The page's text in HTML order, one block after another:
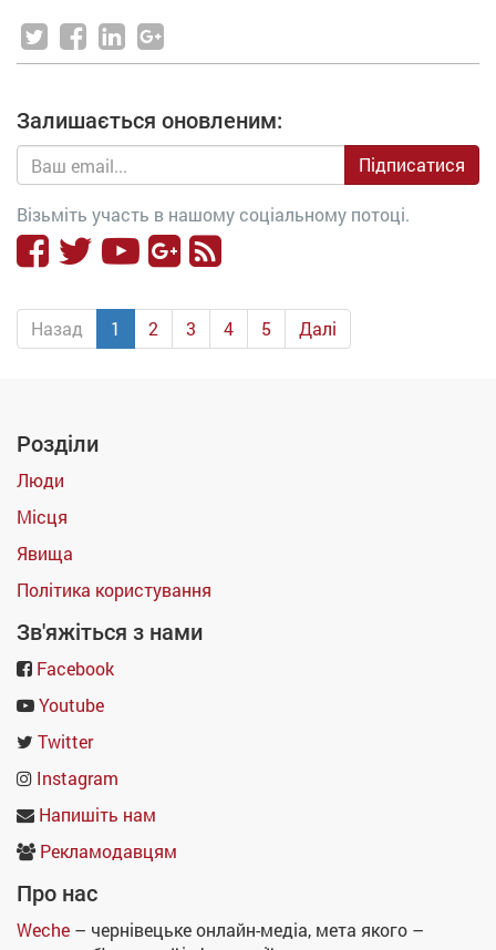
Залишається оновленим:
Підписатися
Візьміть участь в нашому соціальному потоці.
Назад 1 2 3 4 5 Далі
Розділи
Люди
Місця
Явища
Політика користування
Зв'яжіться з нами
Facebook
Youtube
Twitter
Instagram
Напишіть нам
Рекламодавцям
Про нас
Weche – чернівецьке онлайн-медіа, мета якого –